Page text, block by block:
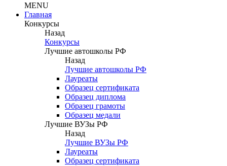
MENU
Главная
Конкурсы
Назад
Конкурсы
Лучшие автошколы РФ
Назад
Лучшие автошколы РФ
Лауреаты
Образец сертификата
Образец диплома
Образец грамоты
Образец медали
Лучшие ВУЗы РФ
Назад
Лучшие ВУЗы РФ
Лауреаты
Образец сертификата